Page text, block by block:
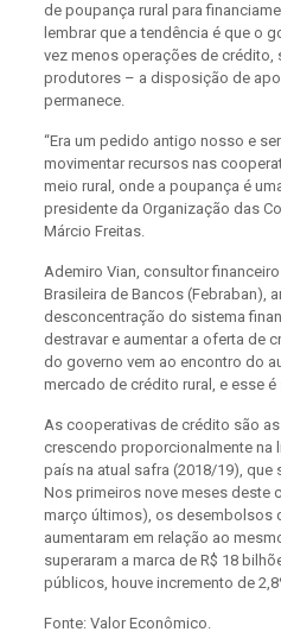
de poupança rural para
lembrar que a tendência é que o
vez menos operações de crédito,
produtores – a disposição de
permanece.
“Era um pedido antigo nosso e
movimentar recursos nas
meio rural, onde a poupança é
presidente da Organização das
Márcio Freitas.
Ademiro Vian, consultor
Brasileira de Bancos (Febraban),
desconcentração do sistema
destravar e aumentar a oferta de
do governo vem ao encontro do
mercado de crédito rural, e esse
As cooperativas de crédito são
crescendo proporcionalmente na
país na atual safra (2018/19), que
Nos primeiros nove meses deste
março últimos), os desembolsos
aumentaram em relação ao
superaram a marca de R$ 18
públicos, houve incremento de
Fonte: Valor Econômico.